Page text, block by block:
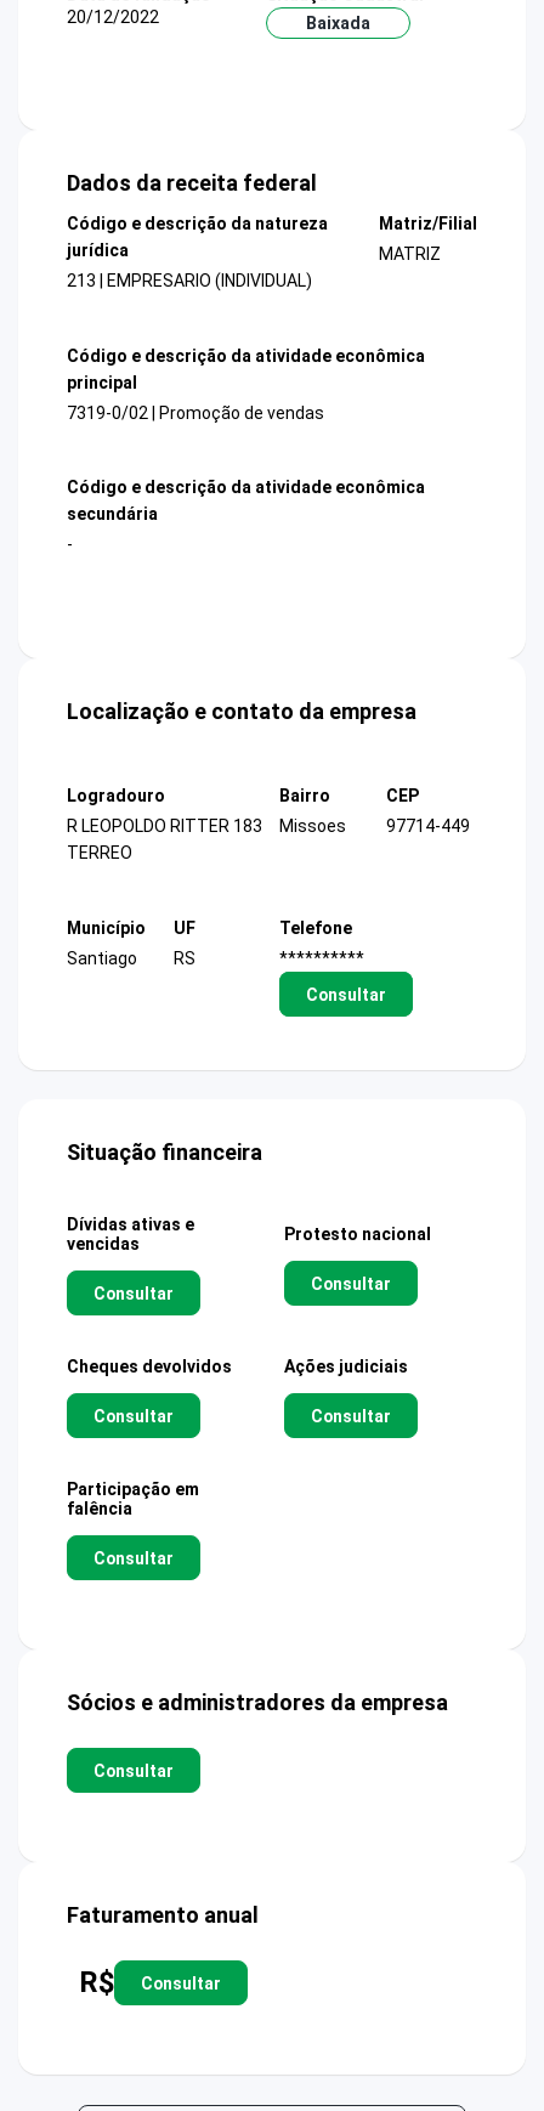
20/12/2022
Baixada
Dados da receita federal
Código e descrição da natureza
jurídica
213 | EMPRESARIO (INDIVIDUAL)
Matriz/Filial
MATRIZ
Código e descrição da atividade econômica
principal
7319-0/02 | Promoção de vendas
Código e descrição da atividade econômica
secundária
-
Localização e contato da empresa
Logradouro
R LEOPOLDO RITTER 183
TERREO
Bairro
Missoes
CEP
97714-449
Município
Santiago
UF
RS
Telefone
**********
Consultar
Situação financeira
Dívidas ativas e
vencidas
Consultar
Protesto nacional
Consultar
Cheques devolvidos
Consultar
Ações judiciais
Consultar
Participação em
falência
Consultar
Sócios e administradores da empresa
Consultar
Faturamento anual
R$ Consultar